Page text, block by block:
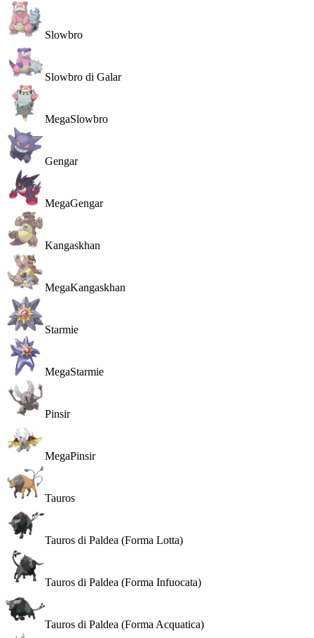
Slowbro
Slowbro di Galar
MegaSlowbro
Gengar
MegaGengar
Kangaskhan
MegaKangaskhan
Starmie
MegaStarmie
Pinsir
MegaPinsir
Tauros
Tauros di Paldea (Forma Lotta)
Tauros di Paldea (Forma Infuocata)
Tauros di Paldea (Forma Acquatica)